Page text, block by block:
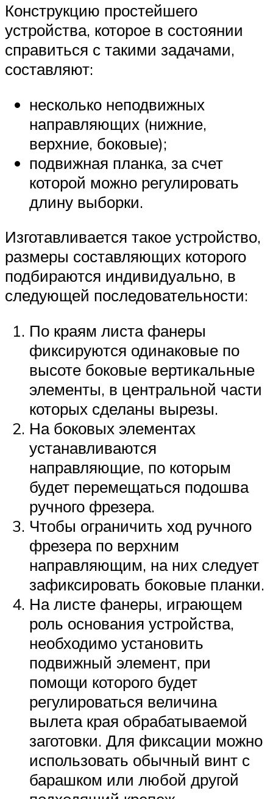
Конструкцию простейшего
устройства, которое в состоянии
справиться с такими задачами,
составляют:
несколько неподвижных
направляющих (нижние,
верхние, боковые);
подвижная планка, за счет
которой можно регулировать
длину выборки.
Изготавливается такое устройство,
размеры составляющих которого
подбираются индивидуально, в
следующей последовательности:
По краям листа фанеры
фиксируются одинаковые по
высоте боковые вертикальные
элементы, в центральной части
которых сделаны вырезы.
На боковых элементах
устанавливаются
направляющие, по которым
будет перемещаться подошва
ручного фрезера.
Чтобы ограничить ход ручного
фрезера по верхним
направляющим, на них следует
зафиксировать боковые планки.
На листе фанеры, играющем
роль основания устройства,
необходимо установить
подвижный элемент, при
помощи которого будет
регулироваться величина
вылета края обрабатываемой
заготовки. Для фиксации можно
использовать обычный винт с
барашком или любой другой